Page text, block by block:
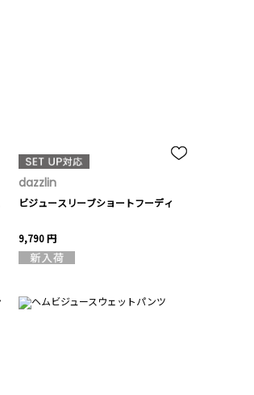
dazzlin
ビジュースリーブショートフーディ
9,790 円